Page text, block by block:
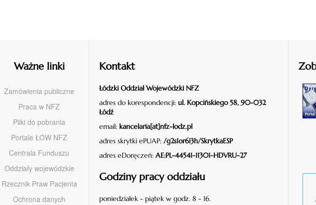
Ważne linki
Zamówienia publiczne
Praca w NFZ
Pliki do pobrania
Portale ŁOW NFZ
Centrala Funduszu
Oddziały wojewódzkie
Rzecznik Praw Pacjenta
Ochrona danych
Kontakt
Łódzki Oddział Wojewódzki NFZ
adres do korespondencji: ul. Kopcińskiego 58, 90-032
Łódź
email: kancelaria[at]nfz-lodz.pl
adres skrytki ePUAP: /g2s1or6i3h/SkrytkaESP
adres eDoręczeń: AE:PL-44541-11301-HDVRU-27
Godziny pracy oddziału
poniedziałek - piątek w godz. 8 - 16.